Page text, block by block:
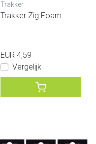
Trakker
Trakker Zig Foam
EUR 4,59
Vergelijk